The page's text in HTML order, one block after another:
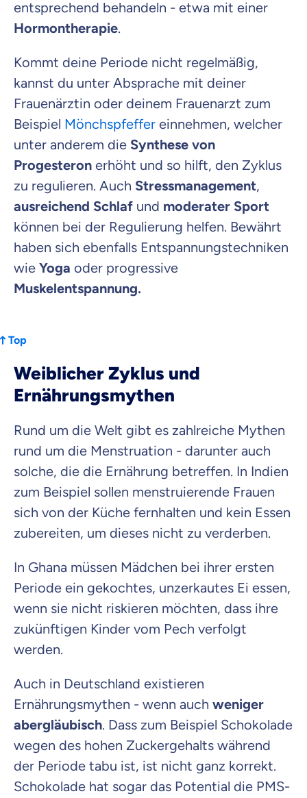
entsprechend behandeln - etwa mit einer
Hormontherapie.
Kommt deine Periode nicht regelmäßig,
kannst du unter Absprache mit deiner
Frauenärztin oder deinem Frauenarzt zum
Beispiel Mönchspfeffer einnehmen, welcher
unter anderem die Synthese von
Progesteron erhöht und so hilft, den Zyklus
zu regulieren. Auch Stressmanagement,
ausreichend Schlaf und moderater Sport
können bei der Regulierung helfen. Bewährt
haben sich ebenfalls Entspannungstechniken
wie Yoga oder progressive
Muskelentspannung.
Top
Weiblicher Zyklus und
Ernährungsmythen
Rund um die Welt gibt es zahlreiche Mythen
rund um die Menstruation - darunter auch
solche, die die Ernährung betreffen. In Indien
zum Beispiel sollen menstruierende Frauen
sich von der Küche fernhalten und kein Essen
zubereiten, um dieses nicht zu verderben.
In Ghana müssen Mädchen bei ihrer ersten
Periode ein gekochtes, unzerkautes Ei essen,
wenn sie nicht riskieren möchten, dass ihre
zukünftigen Kinder vom Pech verfolgt
werden.
Auch in Deutschland existieren
Ernährungsmythen - wenn auch weniger
abergläubisch. Dass zum Beispiel Schokolade
wegen des hohen Zuckergehalts während
der Periode tabu ist, ist nicht ganz korrekt.
Schokolade hat sogar das Potential die PMS-